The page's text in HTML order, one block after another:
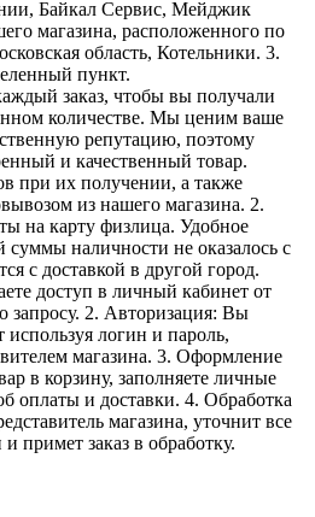
Байкал Сервис, Мейджик
магазина, расположенного по
область, Котельники. 3.
пункт.
заказ, чтобы вы получали
количестве. Мы ценим ваше
репутацию, поэтому
и качественный товар.
при их получении, а также
из нашего магазина. 2.
на карту физлица. Удобное
суммы наличности не оказалось с
с доставкой в другой город.
доступ в личный кабинет от
запросу. 2. Авторизация: Вы
логин и пароль,
магазина. 3. Оформление
в корзину, заполняете личные
оплаты и доставки. 4. Обработка
магазина, уточнит все
примет заказ в обработку.